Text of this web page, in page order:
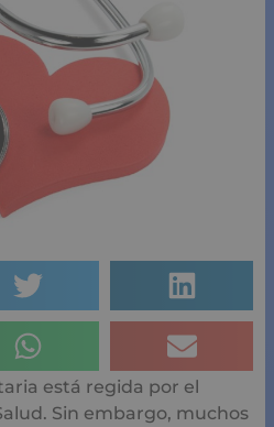
está regida por el Sistema
muchos hospitales del